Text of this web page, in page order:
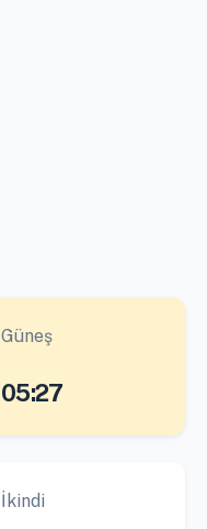
Güneş
05:27
İkindi